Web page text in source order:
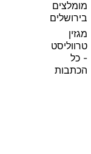
מומלצים
בירושלים
מגזין
טרווליסט
- כל
הכתבות